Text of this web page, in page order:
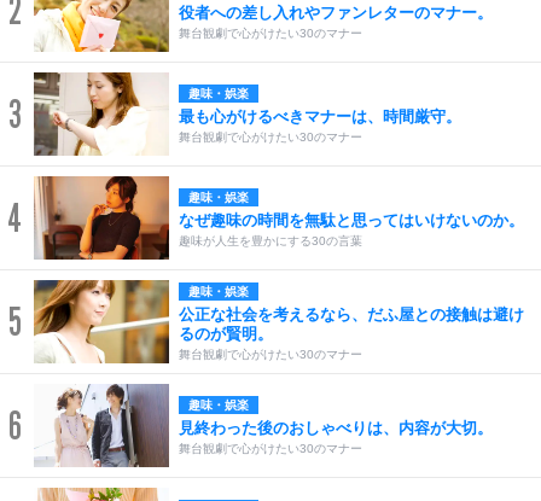
2 役者への差し入れやファンレターのマナー。
舞台観劇で心がけたい30のマナー
3 趣味・娯楽
最も心がけるべきマナーは、時間厳守。
舞台観劇で心がけたい30のマナー
4 趣味・娯楽
なぜ趣味の時間を無駄と思ってはいけないのか。
趣味が人生を豊かにする30の言葉
5
趣味・娯楽
公正な社会を考えるなら、だふ屋との接触は避け
るのが賢明。
舞台観劇で心がけたい30のマナー
6 趣味・娯楽
見終わった後のおしゃべりは、内容が大切。
舞台観劇で心がけたい30のマナー